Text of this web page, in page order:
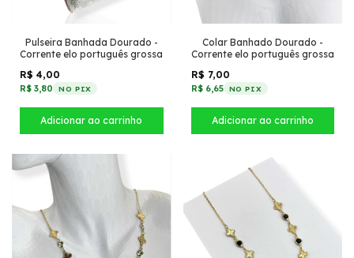
Pulseira Banhada Dourado -
Corrente elo português grossa
R$ 4,00
R$ 3,80 NO PIX
Colar Banhado Dourado -
Corrente elo português grossa
R$ 7,00
R$ 6,65 NO PIX